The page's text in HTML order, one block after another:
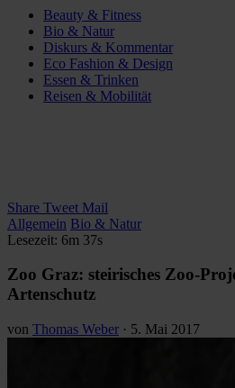
Beauty & Fitness
Bio & Natur
Diskurs & Kommentar
Eco Fashion & Design
Essen & Trinken
Reisen & Mobilität
Share Tweet Mail
Allgemein Bio & Natur
Lesezeit: 6m 37s
Zoo Graz: steirisches Zoo-
Artenschutz
von Thomas Weber · 5. Mai 2017